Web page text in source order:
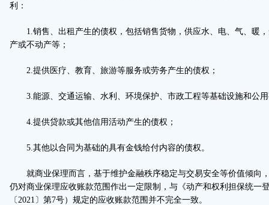
利：
1.销售、出租产生的债权，包括销售货物，供应水、电、气、暖，
产或不动产等；
2.提供医疗、教育、旅游等服务或劳务产生的债权；
3.能源、交通运输、水利、环境保护、市政工程等基础设施和公用
4.提供贷款或其他信用活动产生的债权；
5.其他以合同为基础的具有金钱给付内容的债权。
就商业保理而言，基于维护金融秩序稳定与交易安全等价值倾向
仍对商业保理应收账款范围作出一定限制，与《动产和权利担保统一
〔2021〕第7号）规定的应收账款范围并不完全一致。